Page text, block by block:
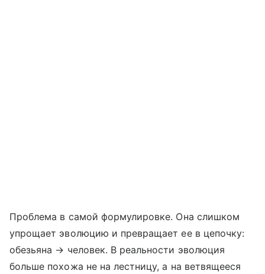
Проблема в самой формулировке. Она слишком
упрощает эволюцию и превращает ее в цепочку:
обезьяна → человек. В реальности эволюция
больше похожа не на лестницу, а на ветвящееся